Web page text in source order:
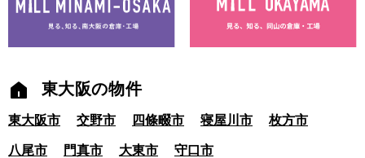
東大阪の物件
東大阪市 交野市 四條畷市 寝屋川市 枚方市
八尾市 門真市 大東市 守口市